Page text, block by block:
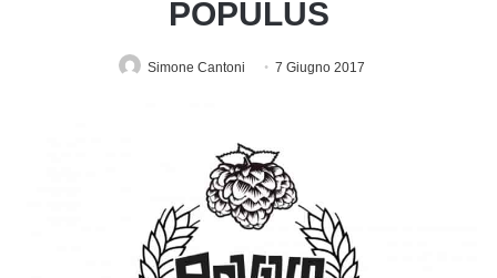
POPULUS
Simone Cantoni 7 Giugno 2017